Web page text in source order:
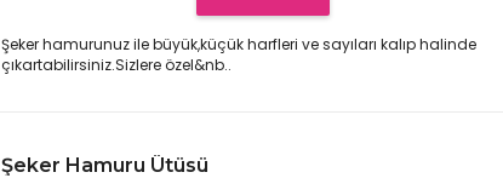
Şeker hamurunuz ile büyük,küçük harfleri ve sayıları kalıp halinde
çıkartabilirsiniz.Sizlere özel&nb..
Şeker Hamuru Ütüsü